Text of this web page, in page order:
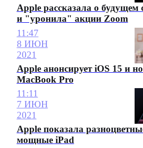
Apple рассказала о
и "уронила" акции Zoom
11:47
8 ИЮН
2021
Apple анонсирует iOS 15 и
MacBook Pro
11:11
7 ИЮН
2021
Apple показала
мощные iPad